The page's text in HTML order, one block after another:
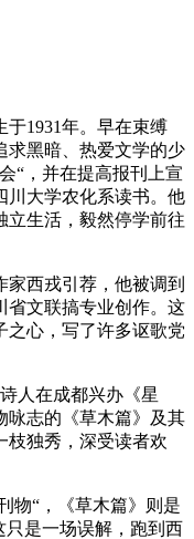
1931年。早在束缚
求黑暗、热爱文学的少
“，并在提高报刊上宣
川大学农化系读书。他
立生活，毅然停学前往
西戎引荐，他被调到
省文联搞专业创作。这
之心，写了许多讴歌党
人在成都兴办《星
咏志的《草木篇》及其
枝独秀，深受读者欢
物“，《草木篇》则是
只是一场误解，跑到西